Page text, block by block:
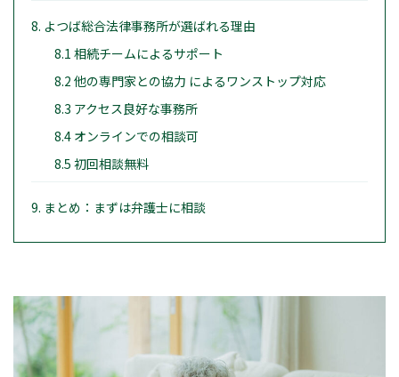
8. よつば総合法律事務所が選ばれる理由
8.1 相続チームによるサポート
8.2 他の専門家との協力 によるワンストップ対応
8.3 アクセス良好な事務所
8.4 オンラインでの相談可
8.5 初回相談無料
9. まとめ：まずは弁護士に相談